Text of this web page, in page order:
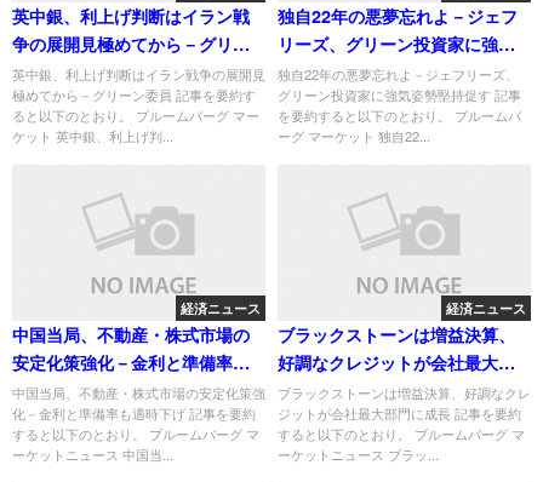
英中銀、利上げ判断はイラン戦
争の展開見極めてから－グリー
ン委員
英中銀、利上げ判断はイラン戦争の展開見
極めてから－グリーン委員 記事を要約す
ると以下のとおり。 ブルームバーグ マー
ケット 英中銀、利上げ判...
独自22年の悪夢忘れよ－ジェフ
リーズ、グリーン投資家に強気
姿勢堅持促す
独自22年の悪夢忘れよ－ジェフリーズ、
グリーン投資家に強気姿勢堅持促す 記事
を要約すると以下のとおり。 ブルームバ
ーグ マーケット 独自22...
経済ニュース
中国当局、不動産・株式市場の
安定化策強化－金利と準備率も
適時下げ
中国当局、不動産・株式市場の安定化策強
化－金利と準備率も適時下げ 記事を要約
すると以下のとおり。 ブルームバーグ マ
ーケットニュース 中国当...
経済ニュース
ブラックストーンは増益決算、
好調なクレジットが会社最大部
門に成長
ブラックストーンは増益決算、好調なクレ
ジットが会社最大部門に成長 記事を要約
すると以下のとおり。 ブルームバーグ マ
ーケットニュース ブラッ...